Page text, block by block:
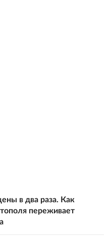
в два раза. Как
переживает